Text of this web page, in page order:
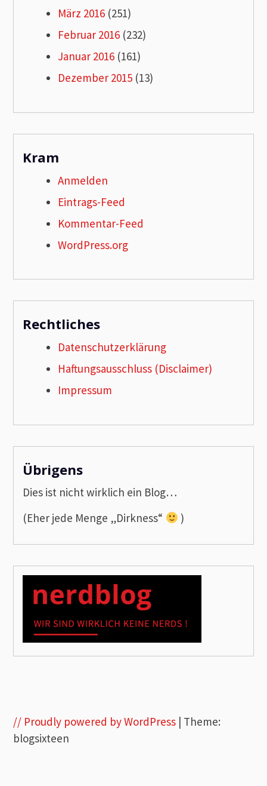
März 2016 (251)
Februar 2016 (232)
Januar 2016 (161)
Dezember 2015 (13)
Kram
Anmelden
Eintrags-Feed
Kommentar-Feed
WordPress.org
Rechtliches
Datenschutzerklärung
Haftungsausschluss (Disclaimer)
Impressum
Übrigens
Dies ist nicht wirklich ein Blog…
(Eher jede Menge „Dirkness“
)
// Proudly powered by WordPress | Theme:
blogsixteen